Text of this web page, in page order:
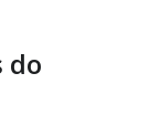
do